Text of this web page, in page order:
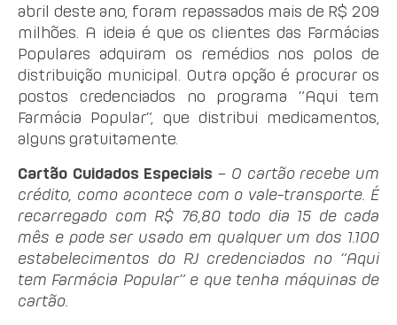
abril deste ano, foram repassados mais de R$ 209
milhões. A ideia é que os clientes das Farmácias
Populares adquiram os remédios nos polos de
distribuição municipal. Outra opção é procurar os
postoscredenciados no programa “Aqui tem
Farmácia Popular”, que distribui medicamentos,
alguns gratuitamente.
Cartão Cuidados Especiais – O cartão recebe um
crédito, como acontece com o vale-transporte. É
recarregado com R$ 76,80 todo dia 15 de cada
mês e pode ser usado em qualquer um dos 1.100
estabelecimentos do RJ credenciados no “Aqui
tem Farmácia Popular” e que tenha máquinas de
cartão.